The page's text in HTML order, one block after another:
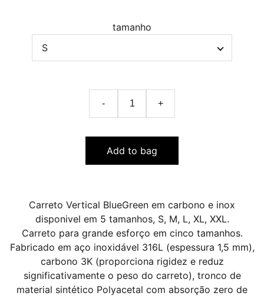
tamanho
- +
Add to bag
Carreto Vertical BlueGreen em carbono e inox
disponivel em 5 tamanhos, S, M, L, XL, XXL.
Carreto para grande esforço em cinco tamanhos.
Fabricado em aço inoxidável 316L (espessura 1,5 mm),
carbono 3K (proporciona rigidez e reduz
significativamente o peso do carreto), tronco de
material sintético Polyacetal com absorção zero de